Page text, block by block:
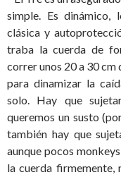
simple. Es dinámico,
clásica y
traba la cuerda de
correr unos 20 a 30 cm
para dinamizar la
solo. Hay que
queremos un susto
también hay que
aunque pocos
la cuerda firmemente,